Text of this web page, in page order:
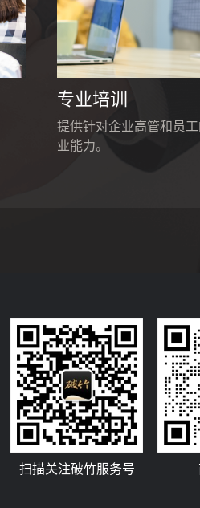
专业培训
提供针对企业高管和员
业能力。
行业研究报告
提供深入的行业研究报告
扫描关注破竹服务号